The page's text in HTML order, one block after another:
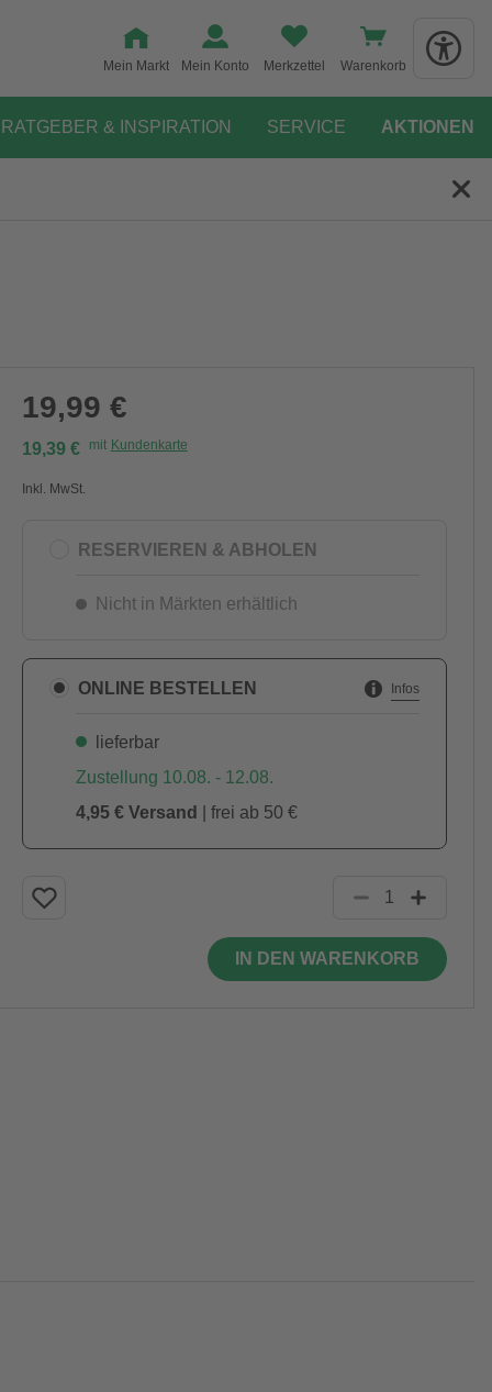
Mein Markt Mein Konto Merkzettel Warenkorb
RATGEBER & INSPIRATION SERVICE AKTIONEN
19,99 €
19,39 € mit Kundenkarte
Inkl. MwSt.
RESERVIEREN & ABHOLEN
Nicht in Märkten erhältlich
ONLINE BESTELLEN Infos
lieferbar
Zustellung 10.08. - 12.08.
4,95 € Versand
| frei ab 50 €
IN DEN WARENKORB